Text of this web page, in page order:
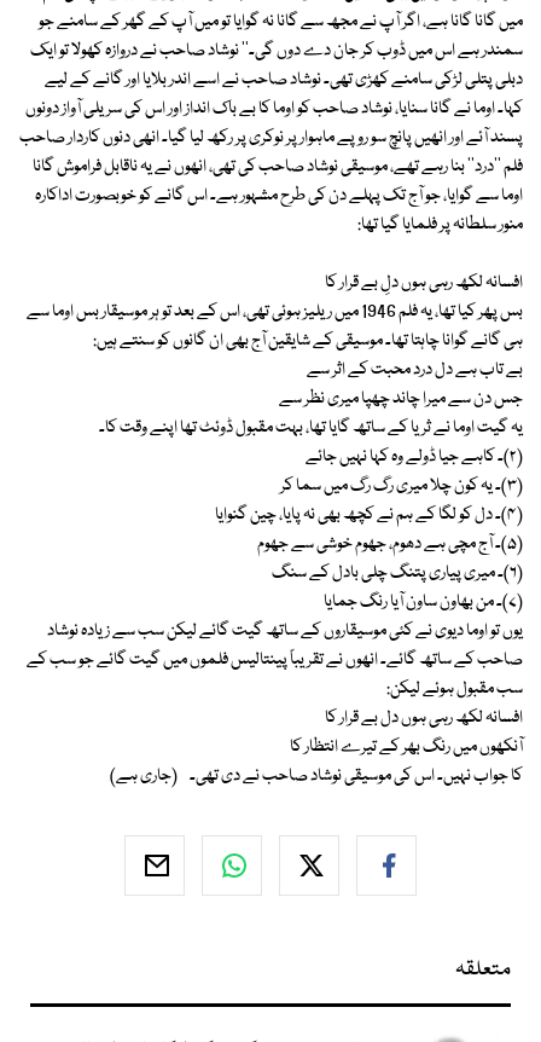
میں گانا گانا ہے، اگر آپ نے مجھ سے گانا نہ گوایا تو میں آپ کے گھر کے سامنے جو
سمندر ہے اس میں ڈوب کر جان دے دوں گی۔‘‘ نوشاد صاحب نے دروازہ کھولا تو ایک
دبلی پتلی لڑکی سامنے کھڑی تھی۔ نوشاد صاحب نے اسے اندر بلایا اور گانے کے لیے
کہا۔ اوما نے گانا سنایا، نوشاد صاحب کو اوما کا بے باک انداز اور اس کی سریلی آواز دونوں
پسند آئے اور انھیں پانچ سو روپے ماہوار پر نوکری پر رکھ لیا گیا۔ انھی دنوں کاردار صاحب
فلم ’’درد‘‘ بنا رہے تھے، موسیقی نوشاد صاحب کی تھی، انھوں نے یہ ناقابل فراموش گانا
اوما سے گوایا، جو آج تک پہلے دن کی طرح مشہور ہے۔ اس گانے کو خوبصورت اداکارہ
منور سلطانہ پر فلمایا گیا تھا:
افسانہ لکھ رہی ہوں دلِ بے قرار کا
بس پھر کیا تھا، یہ فلم 1946 میں ریلیز ہوئی تھی، اس کے بعد تو ہر موسیقار بس اوما سے
ہی گانے گوانا چاہتا تھا۔ موسیقی کے شایقین آج بھی ان گانوں کو سنتے ہیں:
بے تاب ہے دل درد محبت کے اثر سے
جس دن سے میرا چاند چھپا میری نظر سے
یہ گیت اوما نے ثریا کے ساتھ گایا تھا، بہت مقبول ڈوئٹ تھا اپنے وقت کا۔
(۲)۔ کاہے جیا ڈولے وہ کہا نہیں جائے
(۳)۔ یہ کون چلا میری رگ رگ میں سما کر
(۴)۔ دل کو لگا کے ہم نے کچھ بھی نہ پایا، چین گنوایا
(۵)۔ آج مچی ہے دھوم، جھوم خوشی سے جھوم
(۶)۔ میری پیاری پتنگ چلی بادل کے سنگ
(۷)۔ من بھاون ساون آیا رنگ جمایا
یوں تو اوما دیوی نے کئی موسیقاروں کے ساتھ گیت گائے لیکن سب سے زیادہ نوشاد
صاحب کے ساتھ گائے۔ انھوں نے تقریباً پینتالیس فلموں میں گیت گائے جو سب کے
سب مقبول ہوئے لیکن:
افسانہ لکھ رہی ہوں دل بے قرار کا
آنکھوں میں رنگ بھر کے تیرے انتظار کا
کا جواب نہیں۔ اس کی موسیقی نوشاد صاحب نے دی تھی۔ (جاری ہے)
متعلقہ